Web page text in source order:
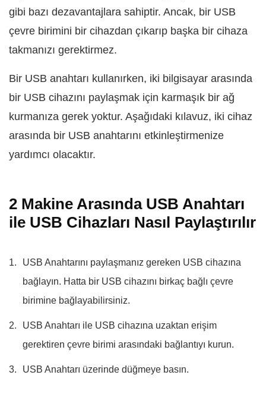
gibi bazı dezavantajlara sahiptir. Ancak, bir USB
çevre birimini bir cihazdan çıkarıp başka bir cihaza
takmanızı gerektirmez.
Bir USB anahtarı kullanırken, iki bilgisayar arasında
bir USB cihazını paylaşmak için karmaşık bir ağ
kurmanıza gerek yoktur. Aşağıdaki kılavuz, iki cihaz
arasında bir USB anahtarını etkinleştirmenize
yardımcı olacaktır.
2 Makine Arasında USB Anahtarı
ile USB Cihazları Nasıl Paylaştırılır
USB Anahtarını paylaşmanız gereken USB cihazına
bağlayın. Hatta bir USB cihazını birkaç bağlı çevre
birimine bağlayabilirsiniz.
USB Anahtarı ile USB cihazına uzaktan erişim
gerektiren çevre birimi arasındaki bağlantıyı kurun.
USB Anahtarı üzerinde düğmeye basın.